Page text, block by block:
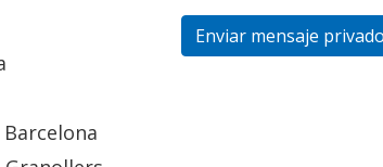
Barcelona
Enviar mensaje